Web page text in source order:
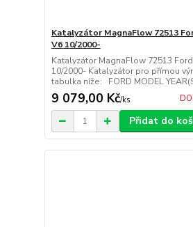
Katalyzátor MagnaFlow 72513
V6 10/2000-
Katalyzátor MagnaFlow 72513
10/2000- Katalyzátor pro přímou
tabulka níže: FORD MODEL
9 079,00 Kč/ks
Přidat do